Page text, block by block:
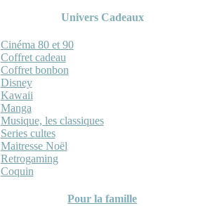
Univers Cadeaux
Cinéma 80 et 90
Coffret cadeau
Coffret bonbon
Disney
Kawaii
Manga
Musique, les classiques
Series cultes
Maitresse Noël
Retrogaming
Coquin
Pour la famille